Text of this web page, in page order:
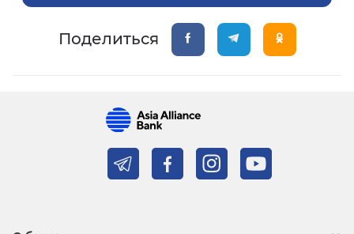
Поделиться